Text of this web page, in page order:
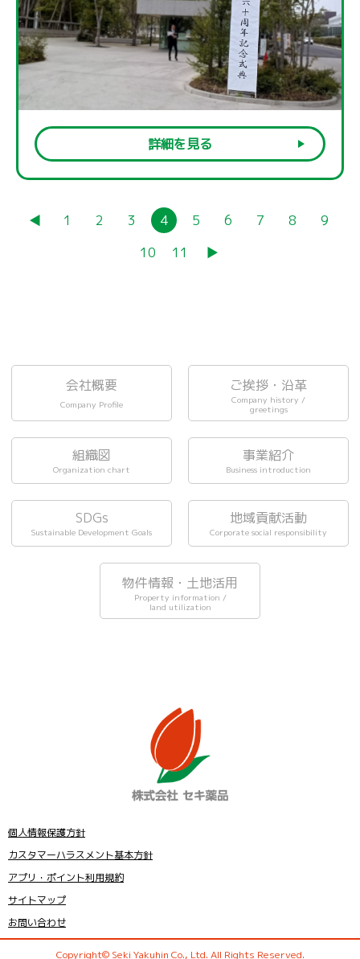
詳細を見る
◀︎ 1 2 3 4 5 6 7 8
9
10
11 ▶︎
会社概要
Company Profile
ご挨拶・沿革
Company history /
greetings
組織図
Organization chart
事業紹介
Business introduction
SDGs
Sustainable Development Goals
地域貢献活動
Corporate social responsibility
物件情報・土地活用
Property information /
land utilization
個人情報保護方針
カスタマーハラスメント基本方針
アプリ・ポイント利用規約
サイトマップ
お問い合わせ
Copyright© Seki Yakuhin Co., Ltd. All Rights Reserved.